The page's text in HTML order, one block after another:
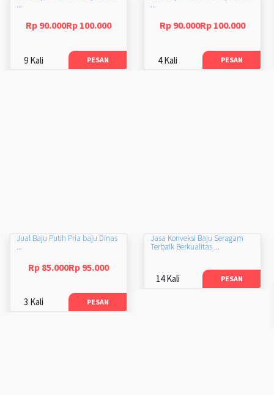
...
Rp 90.000Rp 100.000
9 Kali PESAN
...
Rp 90.000Rp 100.000
4 Kali PESAN
Jual Baju Putih Pria baju Dinas
...
Rp 85.000Rp 95.000
3 Kali PESAN
Jasa Konveksi Baju Seragam
Terbaik Berkualitas ...
14 Kali PESAN